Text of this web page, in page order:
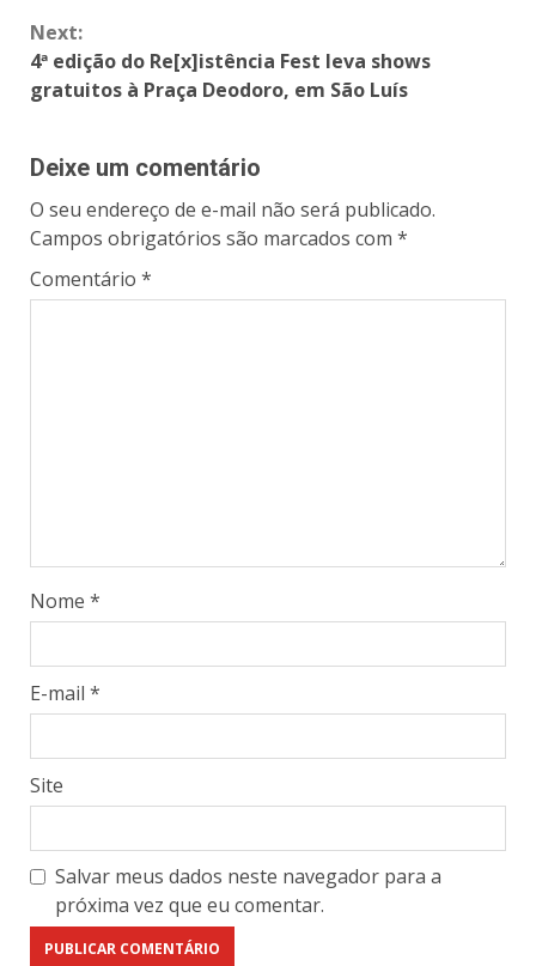
Next:
4ª edição do Re[x]istência Fest leva shows
gratuitos à Praça Deodoro, em São Luís
Deixe um comentário
O seu endereço de e-mail não será publicado.
Campos obrigatórios são marcados com *
Comentário *
Nome *
E-mail *
Site
Salvar meus dados neste navegador para a
próxima vez que eu comentar.